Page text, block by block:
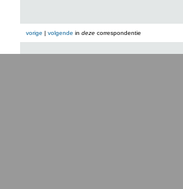
vorige | volgende in deze correspondentie